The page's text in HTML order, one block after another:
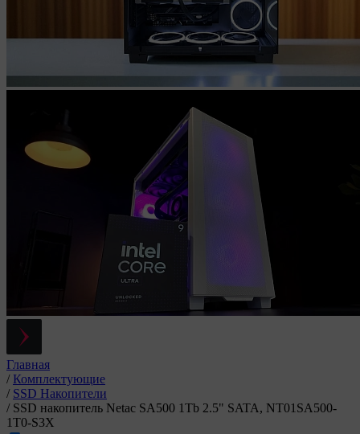
Главная
/ Комплектующие
/ SSD Накопители
/ SSD накопитель Netac SA500 1Tb 2.5" SATA, NT01SA500-
1T0-S3X